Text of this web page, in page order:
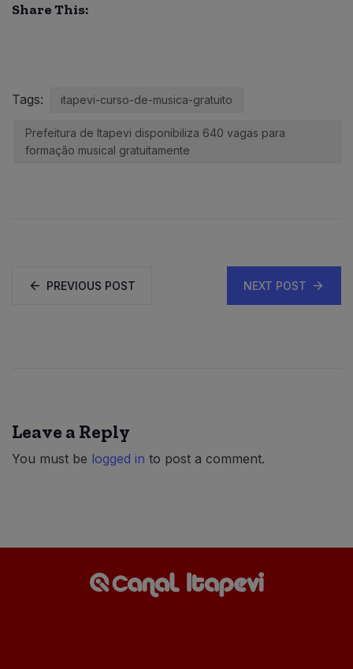
Share This:
Tags: itapevi-curso-de-musica-gratuito
Prefeitura de Itapevi disponibiliza 640 vagas para
formação musical gratuitamente
PREVIOUS POST NEXT POST
Leave a Reply
You must be logged in to post a comment.